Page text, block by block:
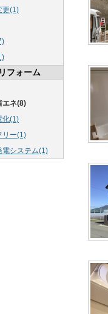
更(1)
フォーム
エネ(8)
化(1)
リー(1)
電システム(1)